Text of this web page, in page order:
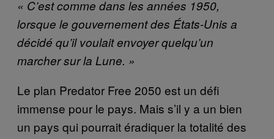
« C’est comme dans les années 1950,
lorsque le gouvernement des États-Unis a
décidé qu’il voulait envoyer quelqu’un
marcher sur la Lune. »
Le plan Predator Free 2050 est un défi
immense pour le pays. Mais s’il y a un bien
un pays qui pourrait éradiquer la totalité des